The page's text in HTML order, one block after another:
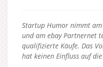
Startup Humor nimmt
und am ebay Partnernet
qualifizierte Käufe. Das
hat keinen Einfluss auf